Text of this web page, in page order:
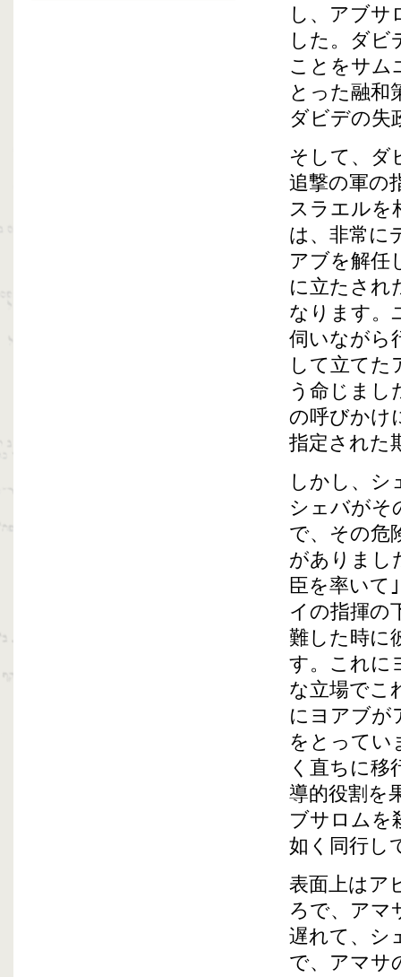
し、アブサ
した。ダビ
ことをサム
とった融和
ダビデの失
そして、ダ
追撃の軍の
スラエルを
は、非常に
アブを解任
に立たされ
なります。
伺いながら
して立てた
う命じまし
の呼びかけ
指定された
しかし、シ
シェバがそ
で、その危
がありまし
臣を率いて
イの指揮の
難した時に
す。これに
な立場でこ
にヨアブが
をとってい
く直ちに移
導的役割を
ブサロムを
如く同行し
表面上はア
ろで、アマ
遅れて、シ
で、アマサ